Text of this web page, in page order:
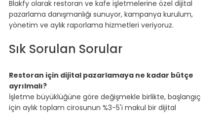
Blakfy olarak restoran ve kafe işletmelerine özel dijital
pazarlama danışmanlığı sunuyor, kampanya kurulum,
yönetim ve aylık raporlama hizmetleri veriyoruz.
Sık Sorulan Sorular
Restoran için dijital pazarlamaya ne kadar bütçe
ayrılmalı?
İşletme büyüklüğüne göre değişmekle birlikte, başlangıç
için aylık toplam cirosunun %3-5'i makul bir dijital